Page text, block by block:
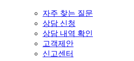
자주 찾는 질문
상담 신청
상담 내역 확인
고객제안
신고센터